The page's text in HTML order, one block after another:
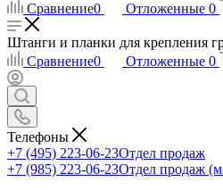
Сравнение0 Отложенные 0
Штанги и планки для крепления
Сравнение0 Отложенные 0
Телефоны
+7 (495) 223-06-23Отдел продаж
+7 (985) 223-06-23Отдел продаж